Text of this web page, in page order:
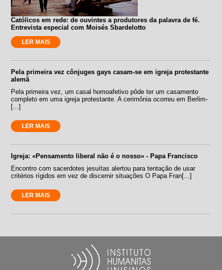
Católicos em rede: de ouvintes a produtores da palavra de fé.
Entrevista especial com Moisés Sbardelotto
LER MAIS
Pela primeira vez cônjuges gays casam-se em igreja protestante
alemã
Pela primeira vez, um casal homoafetivo pôde ter um casamento
completo em uma igreja protestante. A cerimônia ocorreu em Berlim-
[...]
LER MAIS
Igreja: «Pensamento liberal não é o nosso» - Papa Francisco
Encontro com sacerdotes jesuítas alertou para tentação de usar
critérios rígidos em vez de discernir situações O Papa Fran[...]
LER MAIS